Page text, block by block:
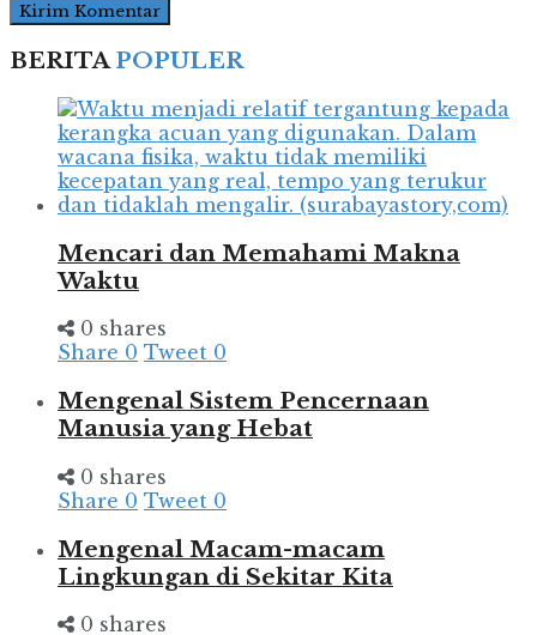
BERITAPOPULER
Mencari dan Memahami Makna
Waktu
0 shares
Share 0 Tweet 0
Mengenal Sistem Pencernaan
Manusia yang Hebat
0 shares
Share 0 Tweet 0
Mengenal Macam-macam
Lingkungan di Sekitar Kita
0 shares